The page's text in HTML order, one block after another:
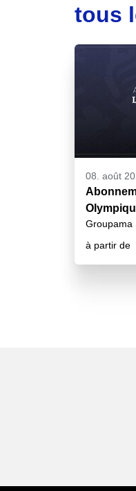
tous
08. août
Groupama
à partir de